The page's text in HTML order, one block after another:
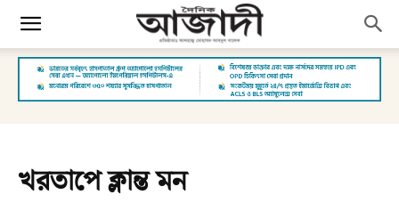
খরতাপে ক্লান্ত মন